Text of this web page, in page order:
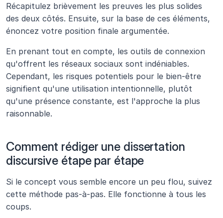
Récapitulez brièvement les preuves les plus solides
des deux côtés. Ensuite, sur la base de ces éléments,
énoncez votre position finale argumentée.
En prenant tout en compte, les outils de connexion
qu'offrent les réseaux sociaux sont indéniables.
Cependant, les risques potentiels pour le bien-être
signifient qu'une utilisation intentionnelle, plutôt
qu'une présence constante, est l'approche la plus
raisonnable.
Comment rédiger une dissertation
discursive étape par étape
Si le concept vous semble encore un peu flou, suivez
cette méthode pas-à-pas. Elle fonctionne à tous les
coups.